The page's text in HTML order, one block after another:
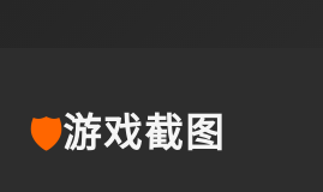
🛡️游戏截图